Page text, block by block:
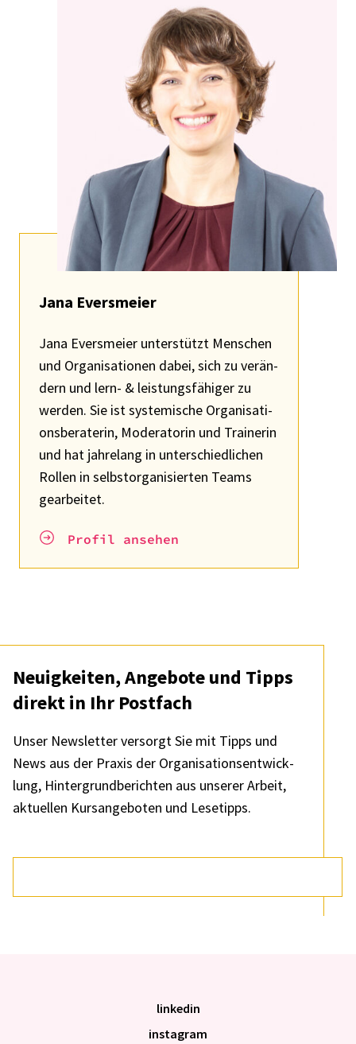
Jana Ever­s­meier
Jana Ever­s­meier unter­stützt Menschen
und Orga­ni­sa­tio­nen dabei, sich zu verän­
dern und lern- & leis­tungs­fä­hi­ger zu
werden. Sie ist syste­mi­sche Orga­ni­sa­ti­
ons­be­ra­te­rin, Mode­ra­to­rin und Trai­ne­rin
und hat jahre­lang in unter­schied­li­chen
Rollen in selbst­or­ga­ni­sier­ten Teams
gear­bei­tet.
Profil anse­hen
Neuig­kei­ten, Ange­bote und Tipps
direkt in Ihr Post­fach
Unser News­let­ter versorgt Sie mit Tipps und
News aus der Praxis der Orga­ni­sa­ti­ons­ent­wick­
lung, Hinter­grund­be­rich­ten aus unse­rer Arbeit,
aktu­el­len Kurs­an­ge­bo­ten und Lese­tipps.
linkedin
instagram